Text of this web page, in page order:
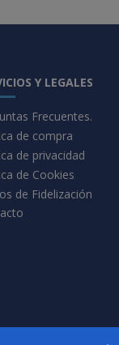
Y LEGALES
Frecuentes.
de compra
de privacidad
de Cookies
de Fidelización